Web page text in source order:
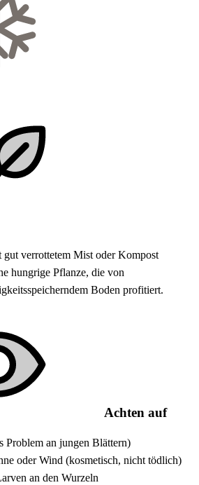
verrottetem Mist oder Kompost
hungrige Pflanze, die von
Boden profitiert.
Achten auf
Problem an jungen Blättern)
oder Wind (kosmetisch, nicht tödlich)
an den Wurzeln